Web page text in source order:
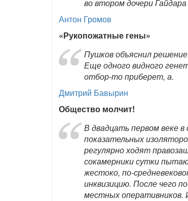
во втором дочери
Антон Громов
«Рукопожатные гены»
Пушков объяснил
Еще одного видного
отбор-то приберет, а.
Дмитрий Бавырин
Общество молчит!
В двадцать первом веке
показательных
регулярно ходят
сокамерники сутки
жестоко, по-
инквизицию. После чего
местных